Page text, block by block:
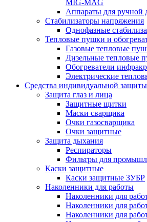
MIG-MAG
Аппараты для ручной
Стабилизаторы напряжения
Однофазные
Тепловые пушки и
Газовые тепловые
Дизельные тепловые
Обогреватели
Электрические
Средства индивидуальной защиты
Защита глаз и лица
Защитные щитки
Маски сварщика
Очки газосварщика
Очки защитные
Защита дыхания
Респираторы
Фильтры для
Каски защитные
Каски защитные ЗУБР
Наколенники для работы
Наколенники для
Наколенники для
Наколенники для